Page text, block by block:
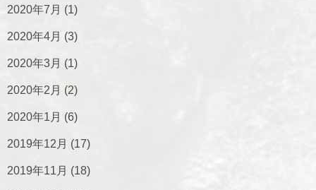
2020年7月 (1)
2020年4月 (3)
2020年3月 (1)
2020年2月 (2)
2020年1月 (6)
2019年12月 (17)
2019年11月 (18)